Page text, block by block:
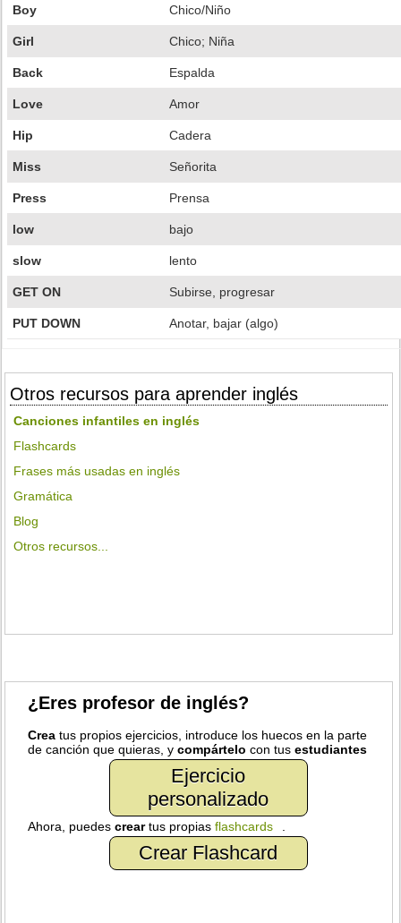
Boy Chico/Niño
Girl Chico; Niña
Back Espalda
Love Amor
Hip Cadera
Miss Señorita
Press Prensa
low bajo
slow lento
GET ON Subirse, progresar
PUT DOWN Anotar, bajar (algo)
Otros recursos para aprender inglés
Canciones infantiles en inglés
Flashcards
Frases más usadas en inglés
Gramática
Blog
Otros recursos...
¿Eres profesor de inglés?
Crea tus propios ejercicios, introduce los huecos en la parte
de canción que quieras, ycompártelo con tusestudiantes
Ejercicio
personalizado
Ahora, puedescreartus propiasflashcards
Crear Flashcard